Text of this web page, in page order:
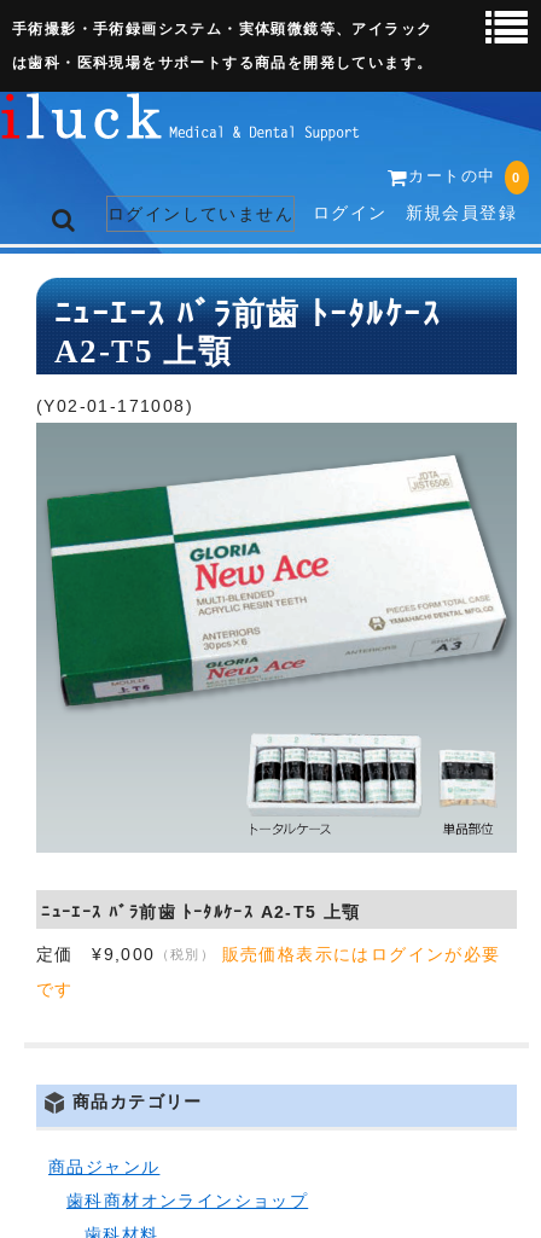
手術撮影・手術録画システム・実体顕微鏡等、アイラック
は歯科・医科現場をサポートする商品を開発しています。
カートの中 0
ログインしていません ログイン 新規会員登録
トップページ
ネット販売ページ
歯科関連機器
3D実体顕微鏡
会社概要
お問い合わせ
ﾆｭｰｴｰｽ ﾊﾞﾗ前歯 ﾄｰﾀﾙｹｰｽ
A2-T5 上顎
(Y02-01-171008)
ﾆｭｰｴｰｽ ﾊﾞﾗ前歯 ﾄｰﾀﾙｹｰｽ A2-T5 上顎
定価 ¥9,000 （税別）
販売価格表示にはログインが必要
です
商品カテゴリー
商品ジャンル
歯科商材オンラインショップ